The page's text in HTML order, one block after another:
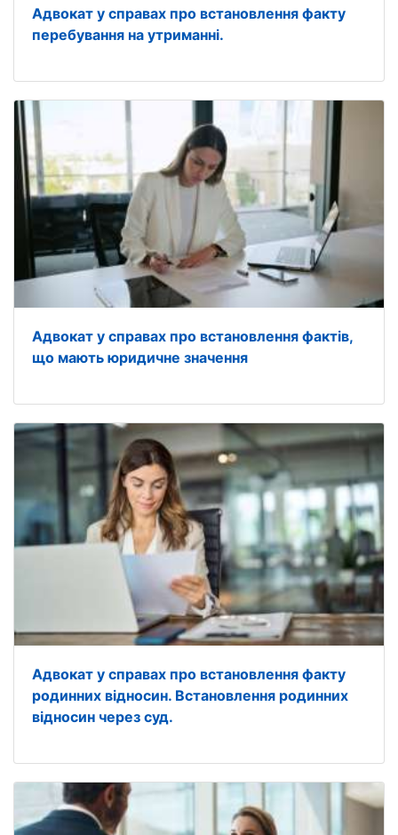
Адвокат у справах про встановлення факту
перебування на утриманні.
Адвокат у справах про встановлення фактів,
що мають юридичне значення
Адвокат у справах про встановлення факту
родинних відносин. Встановлення родинних
відносин через суд.